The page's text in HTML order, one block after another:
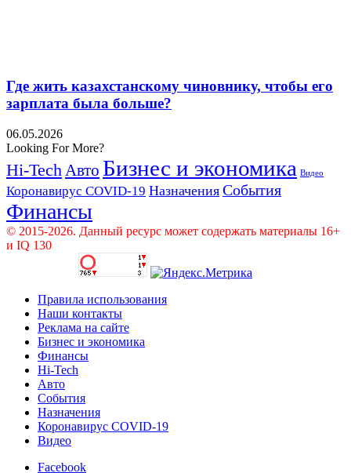
Где жить казахстанскому чиновнику, чтобы его
зарплата была больше?
06.05.2026
Looking For More?
Hi-Tech Авто Бизнес и экономика Видео
Коронавирус COVID-19 Назначения События
Финансы
© 2015-2026. Данный ресурс может содержать материалы 16+
и IQ 130
Правила использования
Наши контакты
Реклама на сайте
Бизнес и экономика
Финансы
Hi-Tech
Авто
События
Назначения
Коронавирус COVID-19
Видео
Facebook